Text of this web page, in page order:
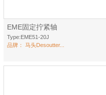
EME固定拧紧轴
Type:EME51-20J
品牌：马头Desoutter...